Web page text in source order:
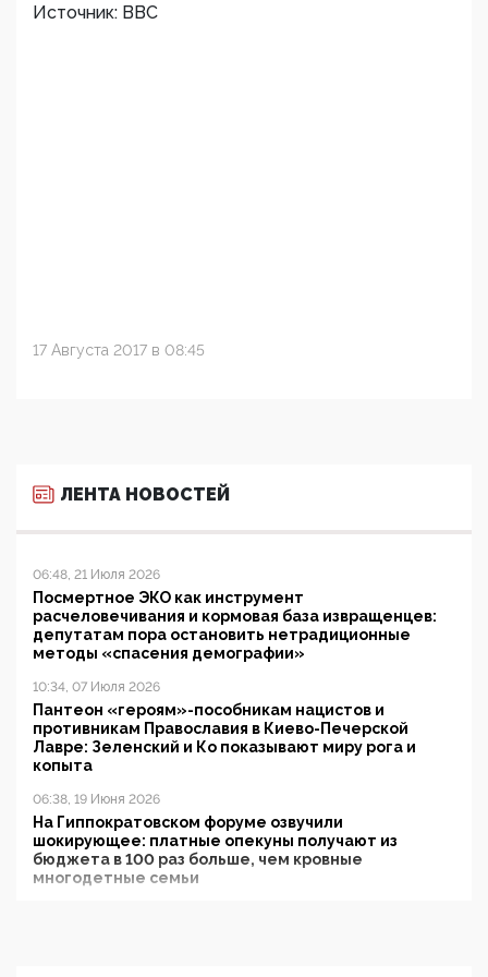
Источник: BBC
17 Августа 2017 в 08:45
ЛЕНТА НОВОСТЕЙ
06:48, 21 Июля 2026
Посмертное ЭКО как инструмент
расчеловечивания и кормовая база извращенцев:
депутатам пора остановить нетрадиционные
методы «спасения демографии»
10:34, 07 Июля 2026
Пантеон «героям»-пособникам нацистов и
противникам Православия в Киево-Печерской
Лавре: Зеленский и Ко показывают миру рога и
копыта
06:38, 19 Июня 2026
На Гиппократовском форуме озвучили
шокирующее: платные опекуны получают из
бюджета в 100 раз больше, чем кровные
многодетные семьи